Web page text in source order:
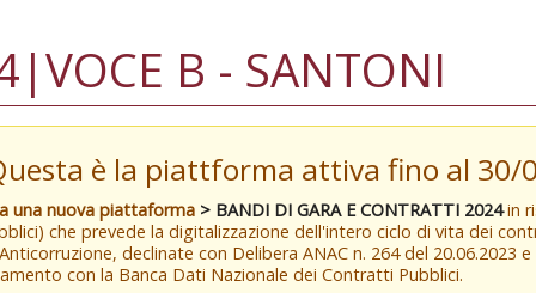
B - SANTONI
è la piattforma attiva fino al 30/
una nuova piattaforma > BANDI DI GARA E CONTRATTI 2024in
che prevede la digitalizzazione dell'intero ciclo di vita dei
declinate con Delibera ANAC n. 264 del
con la Banca Dati Nazionale dei Contratti Pubblici.